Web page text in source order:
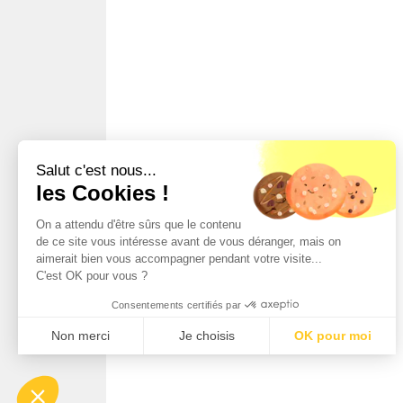
Salut c'est nous...
les Cookies !
On a attendu d'être sûrs que le contenu
de ce site vous intéresse avant de vous déranger, mais on
aimerait bien vous accompagner pendant votre visite...
C'est OK pour vous ?
Consentements certifiés par
Non merci Je choisis OK pour moi